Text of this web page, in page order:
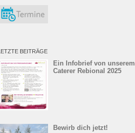
BEITRÄGE
Ein Infobrief von unserem
Caterer Rebional 2025
Bewirb dich jetzt!